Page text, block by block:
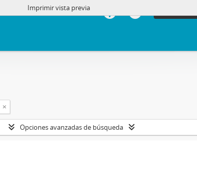
Imprimir vista previa
Opciones avanzadas de búsqueda